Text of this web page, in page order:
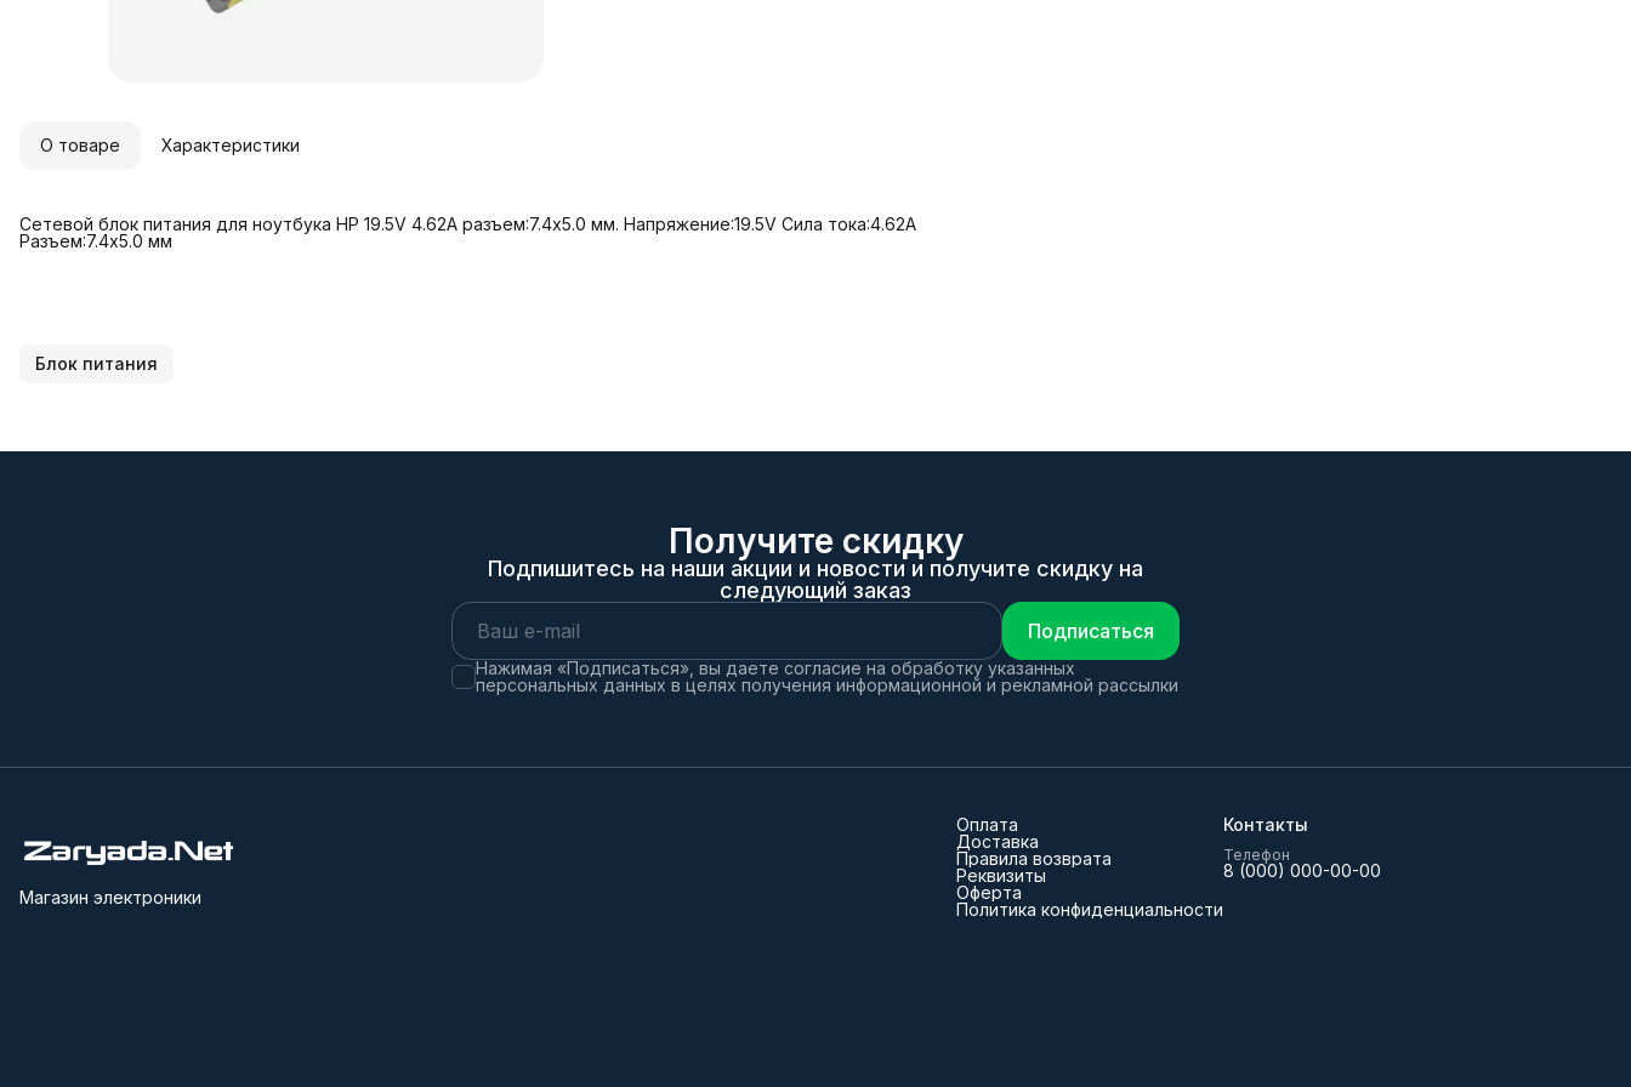
О товаре Характеристики
Сетевой блок питания для ноутбука HP 19.5V 4.62A разъем:7.4x5.0 мм. Напряжение:19.5V Сила тока:4.62А
Разъем:7.4x5.0 мм
Блок питания
Получите скидку
Подпишитесь на наши акции и новости и получите скидку на
следующий заказ
Подписаться
Нажимая «Подписаться», вы даете согласие на обработку указанных
персональных данных в целях получения информационной и рекламной рассылки
Магазин электроники
Оплата
Доставка
Правила возврата
Реквизиты
Оферта
Политика конфиденциальности
Контакты
Телефон
8 (000) 000-00-00